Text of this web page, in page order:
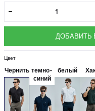
ДОБАВИТЬ
Цвет
Чернить темно-
синий
белый